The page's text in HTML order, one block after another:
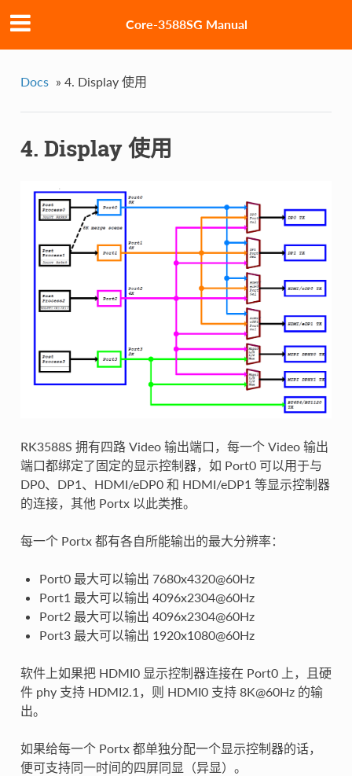
Core-3588SG Manual
Docs » 4. Display 使用
4. Display 使用
RK3588S 拥有四路 Video 输出端口，每一个 Video 输出
端口都绑定了固定的显示控制器，如 Port0 可以用于与
DP0、DP1、HDMI/eDP0 和 HDMI/eDP1 等显示控制器
的连接，其他 Portx 以此类推。
每一个 Portx 都有各自所能输出的最大分辨率：
Port0 最大可以输出 7680x4320@60Hz
Port1 最大可以输出 4096x2304@60Hz
Port2 最大可以输出 4096x2304@60Hz
Port3 最大可以输出 1920x1080@60Hz
软件上如果把 HDMI0 显示控制器连接在 Port0 上，且硬
件 phy 支持 HDMI2.1，则 HDMI0 支持 8K@60Hz 的输
出。
如果给每一个 Portx 都单独分配一个显示控制器的话，
便可支持同一时间的四屏同显（异显）。